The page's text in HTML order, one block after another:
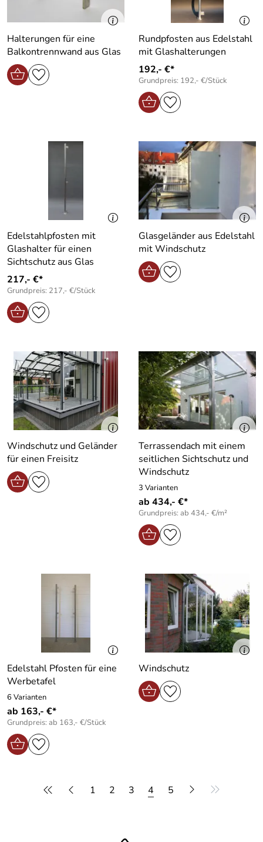
Halterungen für eine
Balkontrennwand aus Glas
Rundpfosten aus Edelstahl
mit Glashalterungen
192,- €*
Grundpreis: 192,- €/Stück
Edelstahlpfosten mit
Glashalter für einen
Sichtschutz aus Glas
217,- €*
Grundpreis: 217,- €/Stück
Glasgeländer aus Edelstahl
mit Windschutz
Windschutz und Geländer
für einen Freisitz
Terrassendach mit einem
seitlichen Sichtschutz und
Windschutz
3 Varianten
ab 434,- €*
Grundpreis: ab 434,- €/m²
Edelstahl Pfosten für eine
Werbetafel
6 Varianten
ab 163,- €*
Grundpreis: ab 163,- €/Stück
Windschutz
1 2 3 4 5